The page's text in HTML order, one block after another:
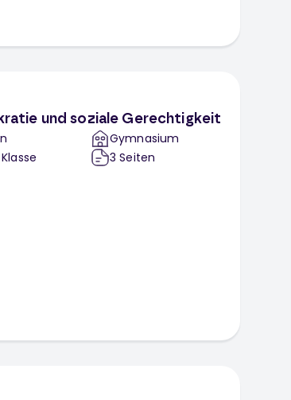
und soziale Gerechtigkeit
Gymnasium
3 Seiten